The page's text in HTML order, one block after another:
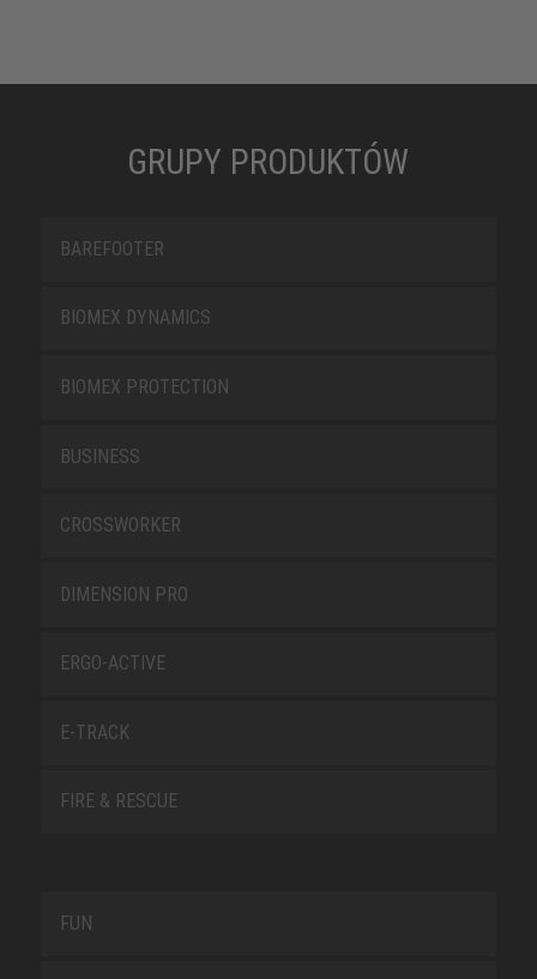
GRUPY PRODUKTÓW
BAREFOOTER
BIOMEX DYNAMICS
BIOMEX PROTECTION
BUSINESS
CROSSWORKER
DIMENSION PRO
ERGO-ACTIVE
E-TRACK
FIRE & RESCUE
FUN